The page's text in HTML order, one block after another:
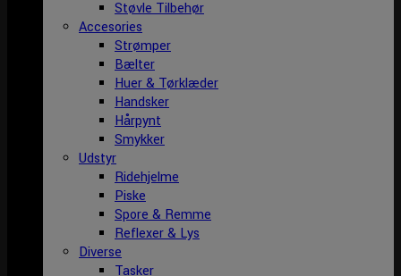
Støvle Tilbehør
Accesories
Strømper
Bælter
Huer & Tørklæder
Handsker
Hårpynt
Smykker
Udstyr
Ridehjelme
Piske
Spore & Remme
Reflexer & Lys
Diverse
Tasker